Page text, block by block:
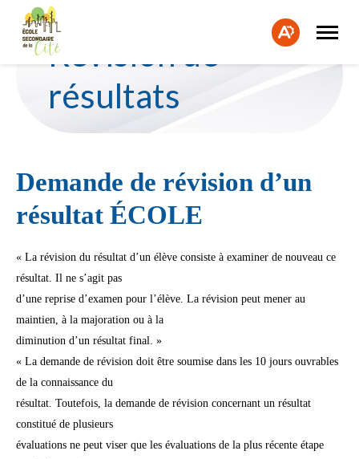
Ouvrir
la
la
site
Cours d'été du CSSPO - Inscriptions du 7 au 9 juillet 2026
Révision de
résultats
Demande de révision d’un
résultat ÉCOLE
« La révision du résultat d’un élève consiste à examiner de nouveau ce
résultat. Il ne s’agit pas
d’une reprise d’examen pour l’élève. La révision peut mener au
maintien, à la majoration ou à la
diminution d’un résultat final. »
« La demande de révision doit être soumise dans les 10 jours ouvrables
de la connaissance du
résultat. Toutefois, la demande de révision concernant un résultat
constitué de plusieurs
évaluations ne peut viser que les évaluations de la plus récente étape